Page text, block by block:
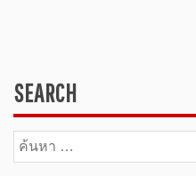
SEARCH
ค้นหา
สำหรับ: